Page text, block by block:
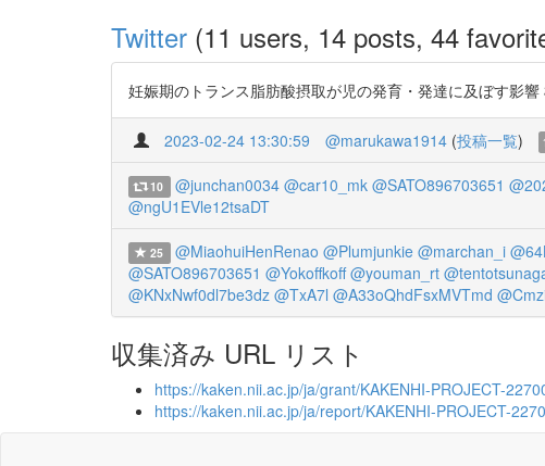
Twitter (11 users, 14 posts, 44
妊娠期のトランス脂肪酸摂取が児の発育・発達に及ぼす影
2023-02-24 13:30:59 @marukawa1914 (投稿一覧)
10 @junchan0034 @car10_mk @SATO896703651
@ngU1EVle12tsaDT
25 @MiaohuiHenRenao @Plumjunkie @marchan_i
@SATO896703651 @Yokoffkoff @youman_rt
@KNxNwf0dl7be3dz @TxA7l @A33oQhdFsxMVTmd
収集済み URL リスト
https://kaken.nii.ac.jp/ja/grant/KAKENHI-PROJECT-
https://kaken.nii.ac.jp/ja/report/KAKENHI-PROJECT-